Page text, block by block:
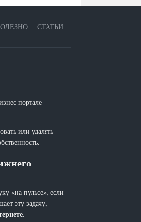
СТАТЬИ
портале
или удалять
«на пульсе», если
эту задачу,
.